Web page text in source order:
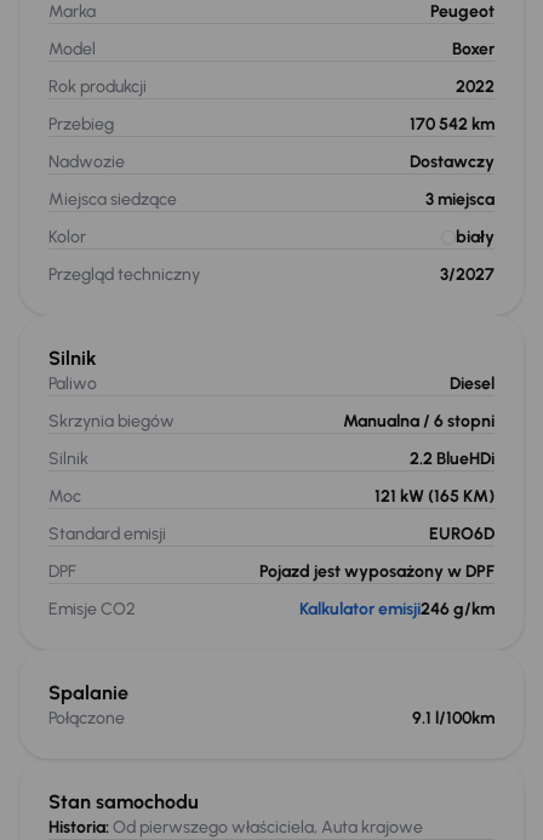
Marka
Peugeot
Model
Boxer
Rok produkcji
2022
Przebieg
170 542 km
Nadwozie
Dostawczy
Miejsca siedzące
3 miejsca
Kolor
biały
Przegląd techniczny
3/2027
Stan samochodu
Historia:Od pierwszego właściciela, Auta krajowe
Silnik
Paliwo
Diesel
Skrzynia biegów
Manualna / 6 stopni
Silnik
2.2 BlueHDi
Moc
121 kW (165 KM)
Standard emisji
EURO6D
DPF
Pojazd jest wyposażony w DPF
Emisje CO2
Kalkulator emisji246 g/km
Spalanie
Połączone 9.1 l/100km